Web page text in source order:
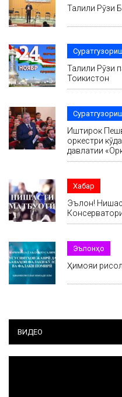
Таҷлили
Таҷлили Рӯзи
Тоҷикистон
Иштирок
оркестри
давлатии
Хабар
Эълон!
Эълонҳо
Ҳимояи
ВИДЕО